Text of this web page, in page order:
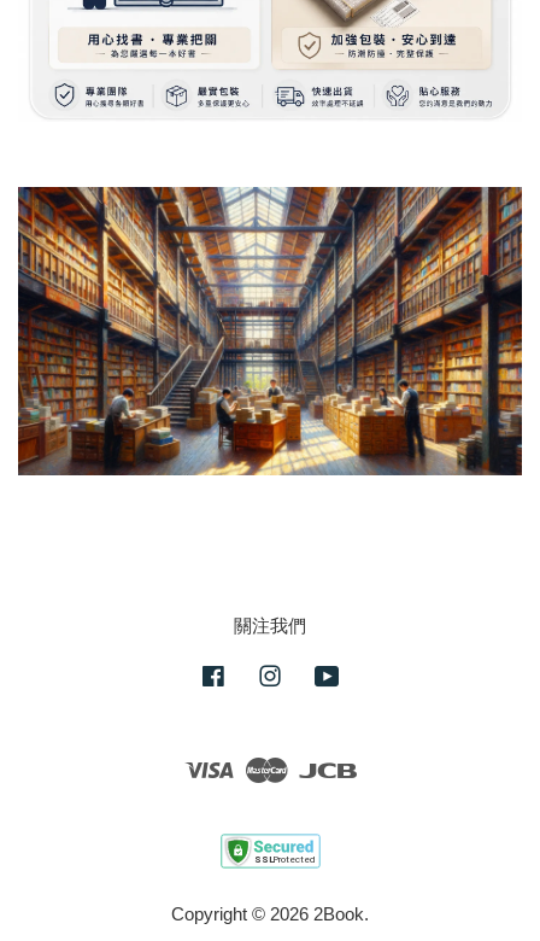
關注我們
FacebookInstagram
Visa Master
Copyright © 2026 2Book.